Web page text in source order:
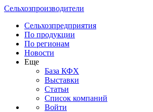
Сельхозпроизводители
Сельхозпредприятия
По продукции
По регионам
Новости
Еще
База КФХ
Выставки
Статьи
Список компаний
Войти